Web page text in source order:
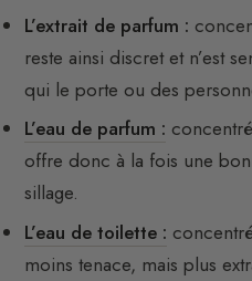
L’extrait de parfum :
reste ainsi discret et n’est
qui le porte ou des
L’eau de parfum :
offre donc à la fois une
sillage.
L’eau de toilette :
moins tenace, mais plus